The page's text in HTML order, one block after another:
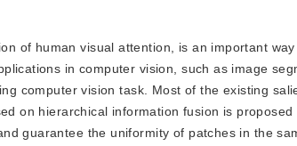
of human visual attention, is an important
in computer vision, such as image
computer vision task. Most of the existing
on hierarchical information fusion is
guarantee the uniformity of patches in the